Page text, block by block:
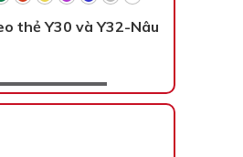
thẻ Y30 và Y32-Nâu